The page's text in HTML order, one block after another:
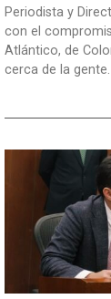
Periodista y
con el
Atlántico, de
cerca de la gente.